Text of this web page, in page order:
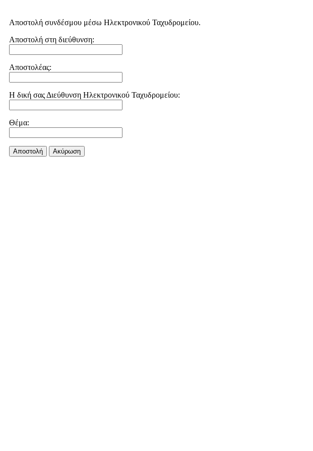
Αποστολή συνδέσμου μέσω Ηλεκτρονικού Ταχυδρομείου.
Αποστολή στη διεύθυνση:
Αποστολέας:
Η δική σας Διεύθυνση Ηλεκτρονικού Ταχυδρομείου:
Θέμα:
Αποστολή Aκύρωση